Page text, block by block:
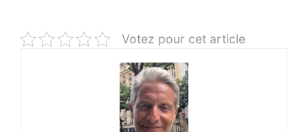
Votez pour cet article